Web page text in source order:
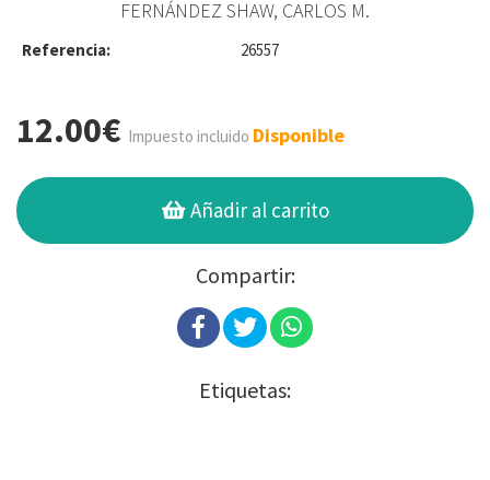
FERNÁNDEZ SHAW, CARLOS M.
Referencia: 26557
12.00€ Impuesto incluido Disponible
Añadir al carrito
Compartir:
Etiquetas: